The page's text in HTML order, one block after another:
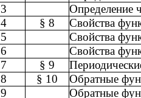
3
Определение
4 § 8
Свойства
5
Свойства
6
Свойства
7 § 9
8 § 10
Обратные
9
Обратные